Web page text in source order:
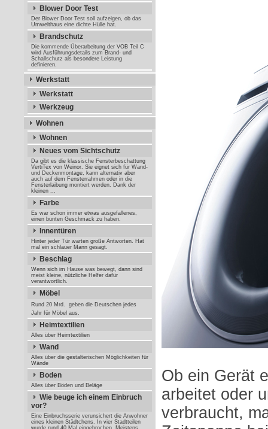
Blower Door Test
Der Blower Door Test soll aufzeigen, ob das
Umwelthaus eine dichte Hülle hat.
Brandschutz
Die kommende Überarbeitung der VOB Teil C
wird Ausführungsdetails zum Brand- und
Schallschutz als besondere Leistung
definieren.
Werkstatt
Werkstatt
Werkzeug
Wohnen
Wohnen
Neues vom Sichtschutz
Da gibt es die klassische Fensterbeschattung
VertiTex von Weinor. Sie eignet sich für Wand-
und Deckenmontage, kann alternativ aber
auch auf dem Fensterrahmen oder in die
Fensterlaibung montiert werden. Dank der
kleinen ...
Farbe
Es war schon immer etwas ausgefallenes,
einen bunten Geschmack zu haben.
Innentüren
Hinter jeder Tür warten große Antworten. Hat
mal ein schlauer Mann gesagt.
Beschlag
Wenn sich im Hause was bewegt, dann sind
meist kleine, nützliche Helfer dafür
verantwortlich.
Möbel
Rund 20 Mrd.  geben die Deutschen jedes
Jahr für Möbel aus.
Heimtextilien
Alles über Heimtextilien
Wand
Alles über die gestalterischen Möglichkeiten für
Wände
Boden
Alles über Böden und Beläge
Wie beuge ich einem Einbruch
vor?
Eine Einbruchsserie verunsichert die Anwohner
eines kleinen Städtchens. In vier Stadtteilen
wurde rund 40 Mal eingebrochen. Meistens
Ob ein Gerät
arbeitet oder
verbraucht,